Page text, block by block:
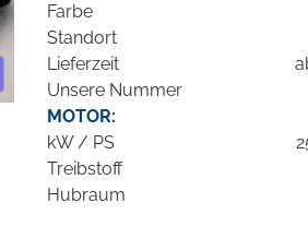
Farbe
Standort
Lieferzeit
Unsere Nummer
MOTOR:
kW / PS
Treibstoff
Hubraum